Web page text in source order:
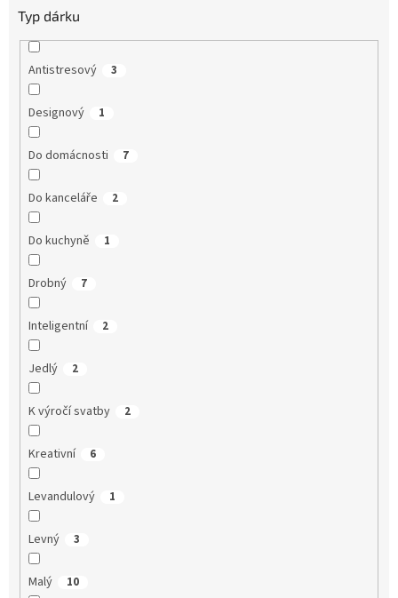
Typ dárku
Antistresový 3
Designový 1
Do domácnosti 7
Do kanceláře 2
Do kuchyně 1
Drobný 7
Inteligentní 2
Jedlý 2
K výročí svatby 2
Kreativní 6
Levandulový 1
Levný 3
Malý 10